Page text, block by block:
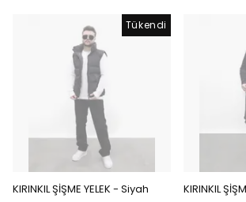
Tükendi
KIRINKIL ŞİŞME YELEK - Siyah KIRINKIL